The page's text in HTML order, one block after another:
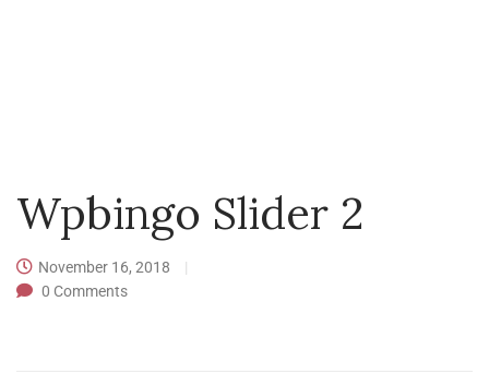
Wpbingo Slider 2
November 16, 2018
0 Comments